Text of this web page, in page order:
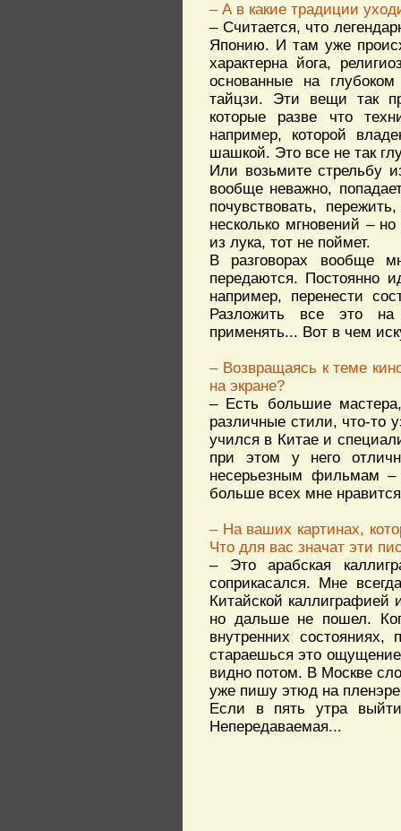
– А в какие традиции
– Считается, что
Японию. И там уже
характерна йога,
основанные на
тайцзи. Эти вещи так
которые разве что
например, которой
шашкой. Это все не так
Или возьмите стрельбу
вообще неважно,
почувствовать,
несколько мгновений –
из лука, тот не поймет.
В разговорах вообще
передаются. Постоянно
например, перенести
Разложить все это на
применять... Вот в чем
– Возвращаясь к теме
на экране?
– Есть большие
различные стили, что-то
учился в Китае и
при этом у него
несерьезным фильмам
больше всех мне
– На ваших картинах,
Что для вас значат эти
– Это арабская
соприкасался. Мне
Китайской каллиграфией
но дальше не пошел.
внутренних
стараешься это
видно потом. В Москве
уже пишу этюд на
Если в пять утра
Непередаваемая...